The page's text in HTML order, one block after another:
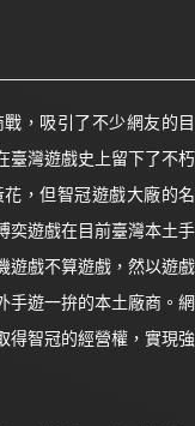
，吸引了不少網友的目
臺灣遊戲史上留下了不朽
，但智冠遊戲大廠的名
奕遊戲在目前臺灣本土手
遊戲不算遊戲，然以遊戲
手遊一拚的本土廠商。網
得智冠的經營權，實現強